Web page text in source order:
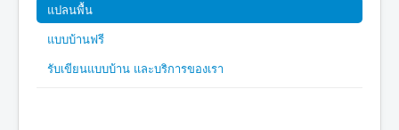
แปลนพื้น
แบบบ้านฟรี
รับเขียนแบบบ้าน และบริการของเรา